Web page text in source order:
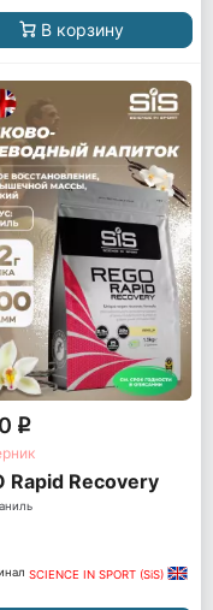
В корзину
q
Rapid Recovery
SCIENCE IN SPORT (SiS)